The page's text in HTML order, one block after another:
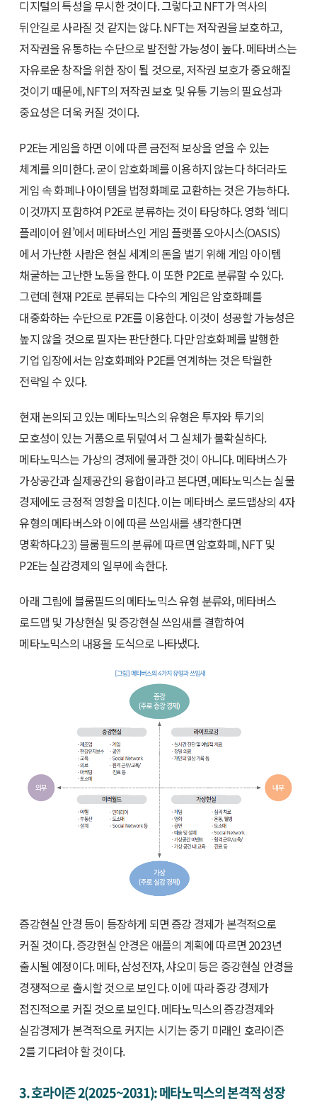
디지털의 특성을 무시한 것이다. 그렇다고 NFT가 역사의
뒤안길로 사라질 것 같지는 않다. NFT는 저작권을 보호하고,
저작권을 유통하는 수단으로 발전할 가능성이 높다. 메타버스는
자유로운 창작을 위한 장이 될 것으로, 저작권 보호가 중요해질
것이기 때문에, NFT의 저작권 보호 및 유통 기능의 필요성과
중요성은 더욱 커질 것이다.
P2E는 게임을 하면 이에 따른 금전적 보상을 얻을 수 있는
체계를 의미한다. 굳이 암호화폐를 이용하지 않는다 하더라도
게임 속 화폐나 아이템을 법정화폐로 교환하는 것은 가능하다.
이것까지 포함하여 P2E로 분류하는 것이 타당하다. 영화 ‘레디
플레이어 원’에서 메타버스인 게임 플랫폼 오아시스(OASIS)
에서 가난한 사람은 현실 세계의 돈을 벌기 위해 게임 아이템
채굴하는 고난한 노동을 한다. 이 또한 P2E로 분류할 수 있다.
그런데 현재 P2E로 분류되는 다수의 게임은 암호화폐를
대중화하는 수단으로 P2E를 이용한다. 이것이 성공할 가능성은
높지 않을 것으로 필자는 판단한다. 다만 암호화폐를 발행한
기업 입장에서는 암호화폐와 P2E를 연계하는 것은 탁월한
전략일 수 있다.
현재 논의되고 있는 메타노믹스의 유형은 투자와 투기의
모호성이 있는 거품으로 뒤덮여서 그 실체가 불확실하다.
메타노믹스는 가상의 경제에 불과한 것이 아니다. 메타버스가
가상공간과 실제공간의 융합이라고 본다면, 메타노믹스는 실물
경제에도 긍정적 영향을 미친다. 이는 메타버스 로드맵상의 4자
유형의 메타버스와 이에 따른 쓰임새를 생각한다면
명확하다.23)블룸필드의 분류에 따르면 암호화폐, NFT 및
P2E는 실감경제의 일부에 속한다.
아래 그림에 블룸필드의 메타노믹스 유형 분류와, 메타버스
로드맵 및 가상현실 및 증강현실 쓰임새를 결합하여
메타노믹스의 내용을 도식으로 나타냈다.
증강현실 안경 등이 등장하게 되면 증강 경제가 본격적으로
커질 것이다. 증강현실 안경은 애플의 계획에 따르면 2023년
출시될 예정이다. 메타, 삼성전자, 샤오미 등은 증강현실 안경을
경쟁적으로 출시할 것으로 보인다. 이에 따라 증강 경제가
점진적으로 커질 것으로 보인다. 메타노믹스의 증강경제와
실감경제가 본격적으로 커지는 시기는 중기 미래인 호라이즌
2를 기다려야 할 것이다.
3. 호라이즌 2(2025~2031): 메타노믹스의 본격적 성장